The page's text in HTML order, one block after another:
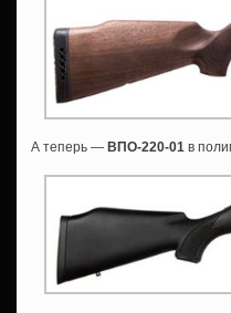
А теперь — ВПО-220-01 в